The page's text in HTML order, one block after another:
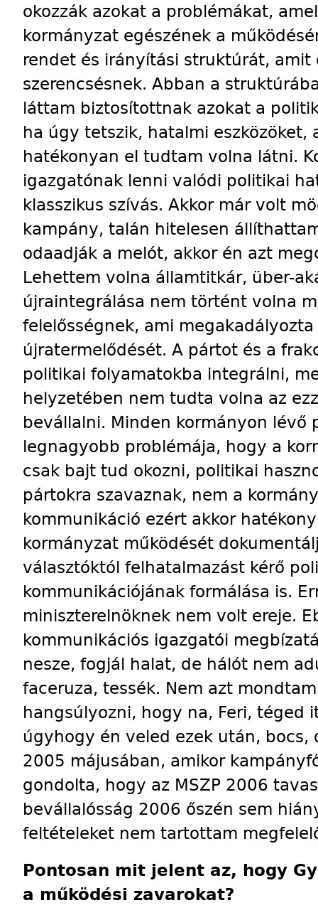
okozzák azokat a problémákat,
kormányzat egészének a
rendet és irányítási struktúrát,
szerencsésnek. Abban a
láttam biztosítottnak azokat a
ha úgy tetszik, hatalmi eszközöket,
hatékonyan el tudtam volna látni.
igazgatónak lenni valódi politikai
klasszikus szívás. Akkor már volt
kampány, talán hitelesen
odaadják a melót, akkor én azt
Lehettem volna államtitkár, über-
újraintegrálása nem történt volna
felelősségnek, ami
újratermelődését. A pártot és a
politikai folyamatokba integrálni,
helyzetében nem tudta volna az
bevállalni. Minden kormányon lévő
legnagyobb problémája, hogy a
csak bajt tud okozni, politikai
pártokra szavaznak, nem a
kommunikáció ezért akkor
kormányzat működését
választóktól felhatalmazást kérő
kommunikációjának formálása is.
miniszterelnöknek nem volt ereje.
kommunikációs igazgatói
nesze, fogjál halat, de hálót nem
faceruza, tessék. Nem azt
hangsúlyozni, hogy na, Feri, téged
úgyhogy én veled ezek után, bocs,
2005 májusában, amikor
gondolta, hogy az MSZP 2006
bevállalósság 2006 őszén sem
feltételeket nem tartottam
Pontosan mit jelent az, hogy
a működési zavarokat?